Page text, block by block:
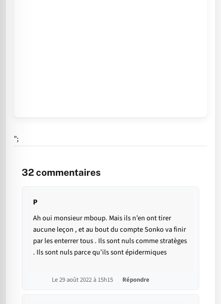
";
32commentaires
P
Ah oui monsieur mboup. Mais ils n’en ont tirer
aucune leçon , et au bout du compte Sonko va finir
par les enterrer tous . Ils sont nuls comme stratèges
. Ils sont nuls parce qu’ils sont épidermiques
Le 29 août 2022 à 15h15 Répondre